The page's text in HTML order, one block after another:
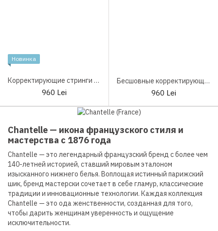
Новинка
Корректирующие стринги Chantelle Smooth Comfort C10U90
960 Lei
Бесшовные корректирующие трусы Chantelle Smooth Comfort C10U70
960 Lei
Chantelle — икона французского стиля и
мастерства с 1876 года
Chantelle — это легендарный французский бренд с более чем
140-летней историей, ставший мировым эталоном
изысканного нижнего белья. Воплощая истинный парижский
шик, бренд мастерски сочетает в себе гламур, классические
традиции и инновационные технологии. Каждая коллекция
Chantelle — это ода женственности, созданная для того,
чтобы дарить женщинам уверенность и ощущение
исключительности.